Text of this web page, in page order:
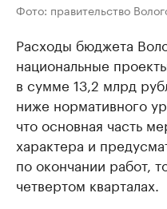
Фото: правительство
Расходы бюджета
национальные
в сумме 13,2 млрд
ниже нормативного
что основная часть
характера и
по окончании работ,
четвертом кварталах.